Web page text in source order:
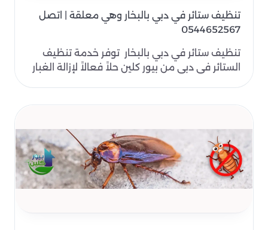
تنظيف ستائر في دبي بالبخار وهي معلقة | اتصل
0544652567
تنظيف ستائر في دبي بالبخار توفر خدمة تنظيف
الستائر في دبي من بيور كلين حلاً فعالاً لإزالة الغبار